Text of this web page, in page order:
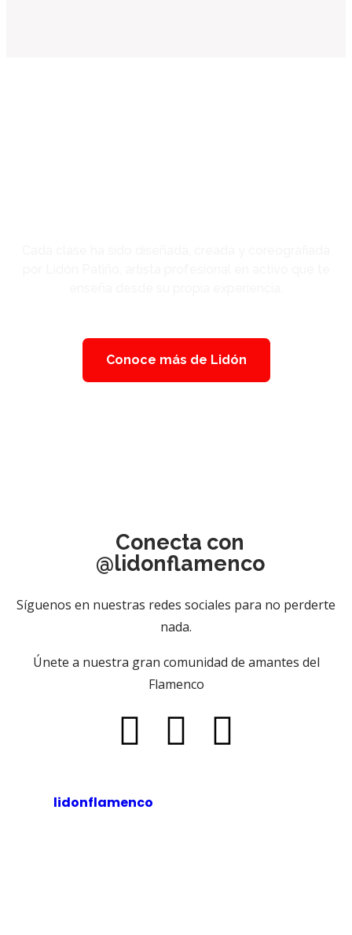
Conoce más de Lidón
Conecta con
@lidonflamenco
Síguenos en nuestras redes sociales para no perderte
nada.
Únete a nuestra gran comunidad de amantes del
Flamenco
lidonflamenco